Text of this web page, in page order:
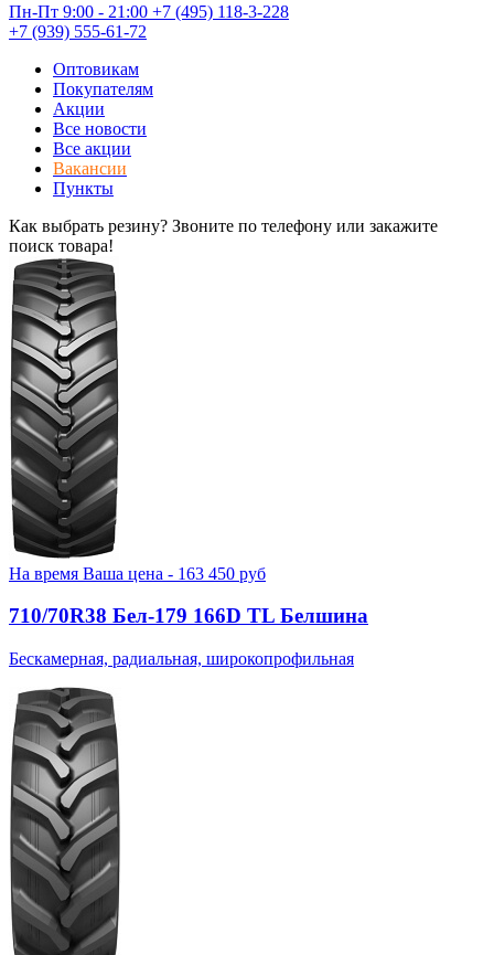
Пн-Пт 9:00 - 21:00 +7 (495) 118-3-228
+7 (939) 555-61-72
Оптовикам
Покупателям
Акции
Все новости
Все акции
Вакансии
Пункты
Как выбрать резину? Звоните по телефону или закажите
поиск товара!
На время Ваша цена - 163 450 руб
710/70R38 Бел-179 166D TL Белшина
Бескамерная, радиальная, широкопрофильная